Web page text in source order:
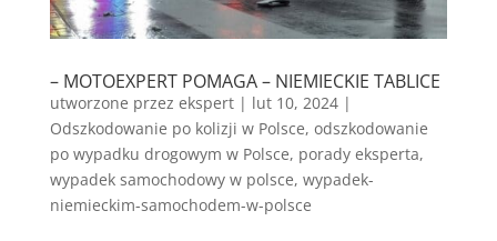
– MOTOEXPERT POMAGA – NIEMIECKIE TABLICE
utworzone przez ekspert| lut 10, 2024|
Odszkodowanie po kolizji w Polsce, odszkodowanie
po wypadku drogowym w Polsce, porady eksperta,
wypadek samochodowy w polsce, wypadek-
niemieckim-samochodem-w-polsce